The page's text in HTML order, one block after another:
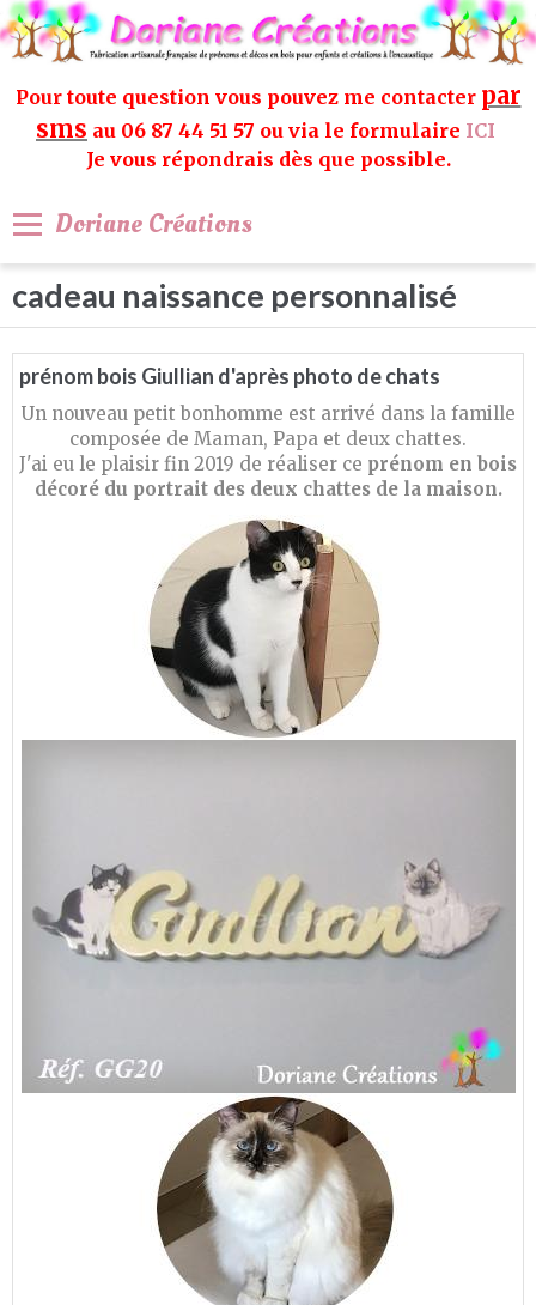
Pour toute question vous pouvez me contacter par
sms au 06 87 44 51 57 ou via le formulaire ICI
Je vous répondrais dès que possible.
Doriane Créations
cadeau naissance personnalisé
prénom bois Giullian d'après photo de chats
Un nouveau petit bonhomme est arrivé dans la famille
composée de Maman, Papa et deux chattes.
J'ai eu le plaisir fin 2019 de réaliser ce prénom en bois
décoré du portrait des deux chattes de la maison.